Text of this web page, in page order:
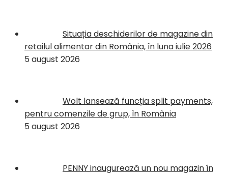
Situația deschiderilor de magazine din
retailul alimentar din România, în luna iulie 2026
5 august 2026
Wolt lansează funcția split payments,
pentru comenzile de grup, în România
5 august 2026
PENNY inaugurează un nou magazin în